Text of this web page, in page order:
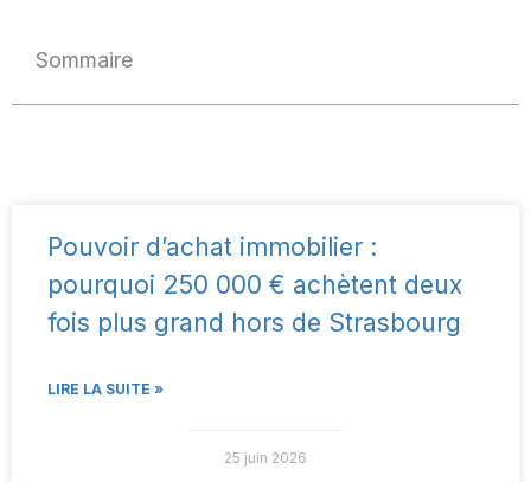
Sommaire
Pouvoir d’achat immobilier :
pourquoi 250 000 € achètent deux
fois plus grand hors de Strasbourg
LIRE LA SUITE »
25 juin 2026